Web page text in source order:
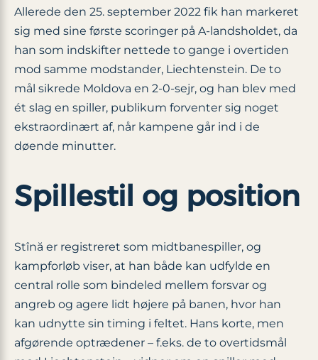
Allerede den 25. september 2022 fik han markeret
sig med sine første scoringer på A-landsholdet, da
han som indskifter nettede to gange i overtiden
mod samme modstander, Liechtenstein. De to
mål sikrede Moldova en 2-0‐sejr, og han blev med
ét slag en spiller, publikum forventer sig noget
ekstraordinært af, når kampene går ind i de
døende minutter.
Spillestil og position
Stînă er registreret som midtbanespiller, og
kampforløb viser, at han både kan udfylde en
central rolle som bindeled mellem forsvar og
angreb og agere lidt højere på banen, hvor han
kan udnytte sin timing i feltet. Hans korte, men
afgørende optrædener – f.eks. de to overtidsmål